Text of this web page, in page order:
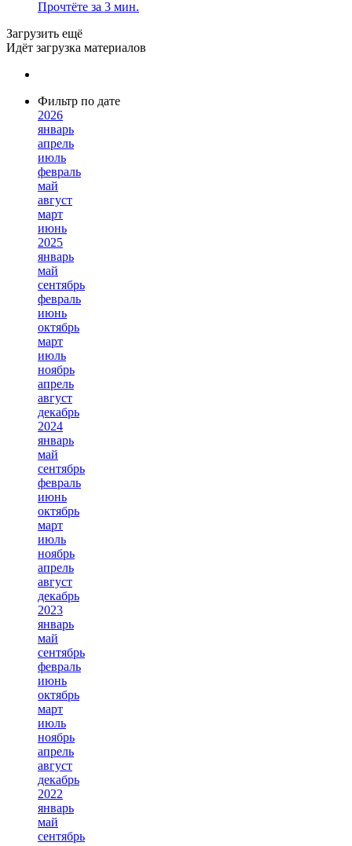
Прочтёте за 3 мин.
Загрузить ещё
Идёт загрузка материалов
Фильтр по дате
2026
январь
апрель
июль
февраль
май
август
март
июнь
2025
январь
май
сентябрь
февраль
июнь
октябрь
март
июль
ноябрь
апрель
август
декабрь
2024
январь
май
сентябрь
февраль
июнь
октябрь
март
июль
ноябрь
апрель
август
декабрь
2023
январь
май
сентябрь
февраль
июнь
октябрь
март
июль
ноябрь
апрель
август
декабрь
2022
январь
май
сентябрь